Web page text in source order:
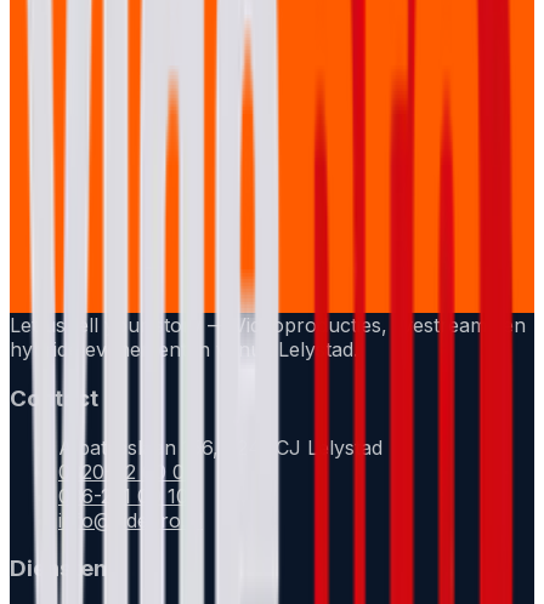
Let us tell your story — Videoproducties, livestreams en
hybride evenementen vanuit Lelystad.
Contact
Albatroslaan 156, 8241 CJ Lelystad
0320-82 00 00
036-231 00 10
info@videpro.nl
Diensten